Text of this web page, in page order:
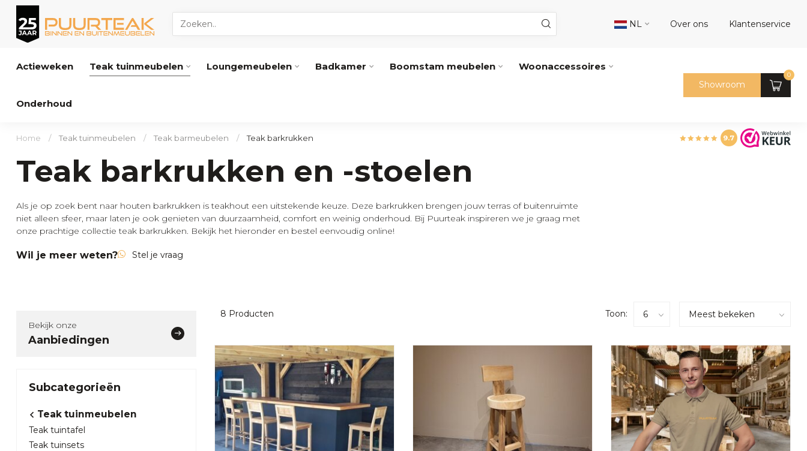
NL Over ons Klantenservice
Actieweken Teak tuinmeubelen Loungemeubelen Badkamer Boomstam meubelen Woonaccessoires
Onderhoud
Showroom
0
Home / Teak tuinmeubelen / Teak barmeubelen / Teak barkrukken 9.7
Teak barkrukken en -stoelen
Als je op zoek bent naar houten barkrukken is teakhout een uitstekende keuze. Deze barkrukken brengen jouw terras of buitenruimte
niet alleen sfeer, maar laten je ook genieten van duurzaamheid, comfort en weinig onderhoud. Bij Puurteak inspireren we je graag met
onze prachtige collectie teak barkrukken. Bekijk het hieronder en bestel eenvoudig online!
Wil je meer weten? Stel je vraag
Bekijk onze
Aanbiedingen
Subcategorieën
Teak tuinmeubelen
Teak tuintafel
Teak tuinsets
8 Producten Toon: